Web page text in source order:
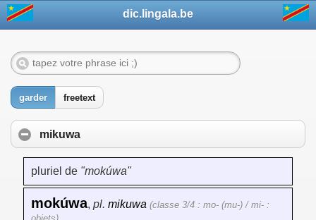
dic.lingala.be
garder freetext
mikuwa
pluriel de "mokúwa"
mokúwa, pl. mikuwa (classe 3/4 : mo- (mu-) / mi- :